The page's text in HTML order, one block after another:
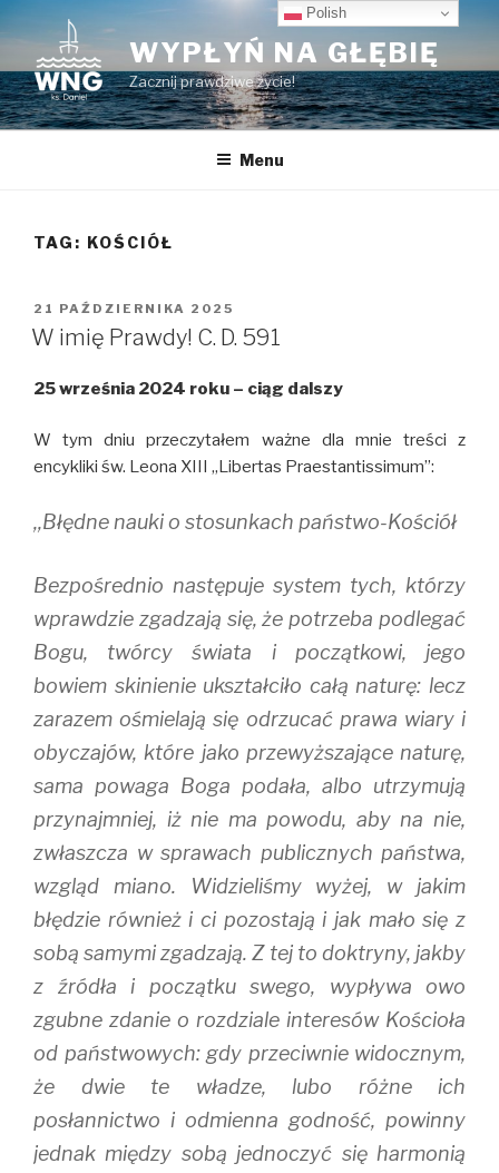
Przeskocz
do
treści
WYPŁYŃ NA GŁĘBIĘ
Zacznij prawdziwe życie!
Menu
TAG: KOŚCIÓŁ
OPUBLIKOWANE
W
21 PAŹDZIERNIKA 2025
W imię Prawdy! C. D. 591
25 września 2024 roku – ciąg dalszy
W tym dniu przeczytałem ważne dla mnie treści z
encykliki św. Leona XIII ,,Libertas Praestantissimum”:
,,Błędne nauki o stosunkach państwo-Kościół
Bezpośrednio następuje system tych, którzy
wprawdzie zgadzają się, że potrzeba podlegać
Bogu, twórcy świata i początkowi, jego
bowiem skinienie ukształciło całą naturę: lecz
zarazem ośmielają się odrzucać prawa wiary i
obyczajów, które jako przewyższające naturę,
sama powaga Boga podała, albo utrzymują
przynajmniej, iż nie ma powodu, aby na nie,
zwłaszcza w sprawach publicznych państwa,
wzgląd miano. Widzieliśmy wyżej, w jakim
błędzie również i ci pozostają i jak mało się z
sobą samymi zgadzają. Z tej to doktryny, jakby
z źródła i początku swego, wypływa owo
zgubne zdanie o rozdziale interesów Kościoła
od państwowych: gdy przeciwnie widocznym,
że dwie te władze, lubo różne ich
posłannictwo i odmienna godność, powinny
jednak między sobą jednoczyć się harmonią
Polish